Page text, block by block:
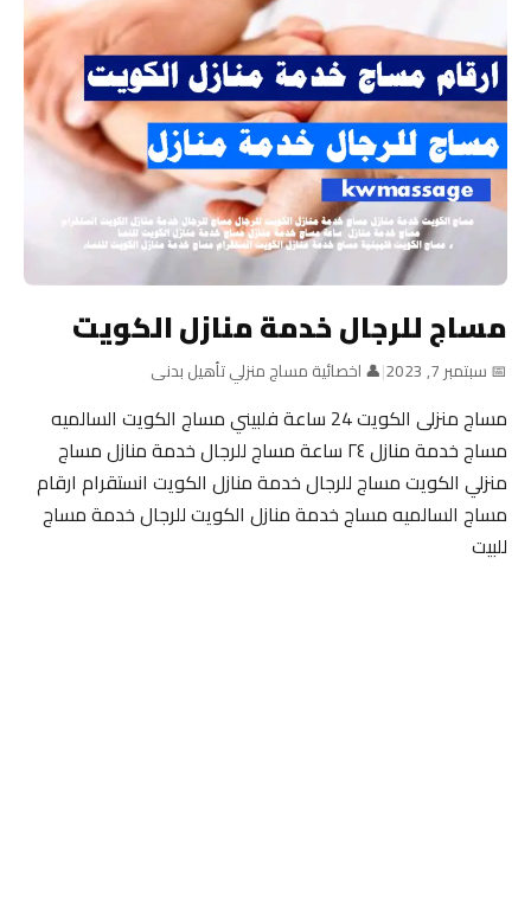
مساج للرجال خدمة منازل الكويت
📅 سبتمبر 7, 2023 |👤 اخصائية مساج منزلي تأهيل بدنى
مساج منزلى الكويت 24 ساعة فلبيني مساج الكويت السالميه
مساج خدمة منازل ٢٤ ساعة مساج للرجال خدمة منازل مساج
منزلي الكويت مساج للرجال خدمة منازل الكويت انستقرام ارقام
مساج السالميه مساج خدمة منازل الكويت للرجال خدمة مساج
للبيت